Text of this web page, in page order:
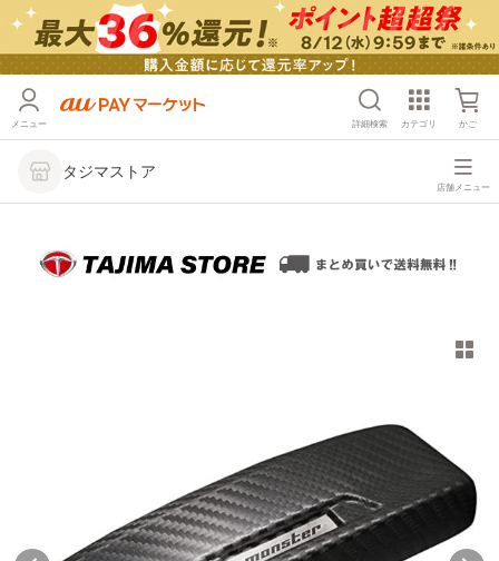
メニュー 詳細検索 カテゴリ かご
タジマストア
店舗メニュー